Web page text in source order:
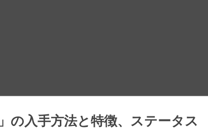
の入手方法と特徴、ステータス